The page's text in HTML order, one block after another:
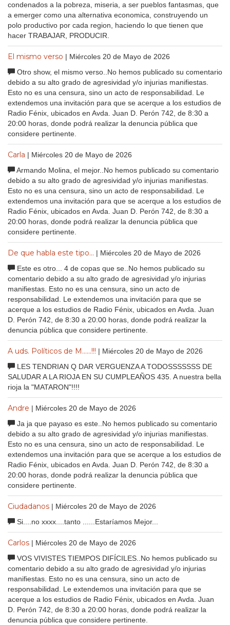
condenados a la pobreza, miseria, a ser pueblos fantasmas, que
a emerger como una alternativa economica, construyendo un
polo productivo por cada region, haciendo lo que tienen que
hacer TRABAJAR, PRODUCIR.
El mismo verso | Miércoles 20 de Mayo de 2026
Otro show, el mismo verso..No hemos publicado su comentario
debido a su alto grado de agresividad y/o injurias manifiestas.
Esto no es una censura, sino un acto de responsabilidad. Le
extendemos una invitación para que se acerque a los estudios de
Radio Fénix, ubicados en Avda. Juan D. Perón 742, de 8:30 a
20:00 horas, donde podrá realizar la denuncia pública que
considere pertinente.
Carla | Miércoles 20 de Mayo de 2026
Armando Molina, el mejor..No hemos publicado su comentario
debido a su alto grado de agresividad y/o injurias manifiestas.
Esto no es una censura, sino un acto de responsabilidad. Le
extendemos una invitación para que se acerque a los estudios de
Radio Fénix, ubicados en Avda. Juan D. Perón 742, de 8:30 a
20:00 horas, donde podrá realizar la denuncia pública que
considere pertinente.
De que habla este tipo... | Miércoles 20 de Mayo de 2026
Este es otro... 4 de copas que se..No hemos publicado su
comentario debido a su alto grado de agresividad y/o injurias
manifiestas. Esto no es una censura, sino un acto de
responsabilidad. Le extendemos una invitación para que se
acerque a los estudios de Radio Fénix, ubicados en Avda. Juan
D. Perón 742, de 8:30 a 20:00 horas, donde podrá realizar la
denuncia pública que considere pertinente.
A uds. Políticos de M......!!! | Miércoles 20 de Mayo de 2026
LES TENDRIAN Q DAR VERGUENZA A TODOSSSSSSS DE
SALUDAR A LA RIOJA EN SU CUMPLEAÑOS 435. A nuestra bella
rioja la "MATARON"!!!!
Andre | Miércoles 20 de Mayo de 2026
Ja ja que payaso es este..No hemos publicado su comentario
debido a su alto grado de agresividad y/o injurias manifiestas.
Esto no es una censura, sino un acto de responsabilidad. Le
extendemos una invitación para que se acerque a los estudios de
Radio Fénix, ubicados en Avda. Juan D. Perón 742, de 8:30 a
20:00 horas, donde podrá realizar la denuncia pública que
considere pertinente.
Ciudadanos | Miércoles 20 de Mayo de 2026
Si....no xxxx....tanto ......Estaríamos Mejor...
Carlos | Miércoles 20 de Mayo de 2026
VOS VIVISTES TIEMPOS DIFÍCILES..No hemos publicado su
comentario debido a su alto grado de agresividad y/o injurias
manifiestas. Esto no es una censura, sino un acto de
responsabilidad. Le extendemos una invitación para que se
acerque a los estudios de Radio Fénix, ubicados en Avda. Juan
D. Perón 742, de 8:30 a 20:00 horas, donde podrá realizar la
denuncia pública que considere pertinente.